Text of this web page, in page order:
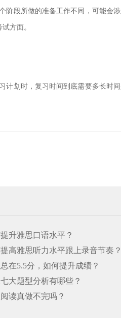
阶段所做的准备工作不同，可能会
方面。
计划时，复习时间到底需要多长时
升雅思口语水平？
高雅思听力水平跟上录音节奏？
在5.5分，如何提升成绩？
大题型分析有哪些？
读真做不完吗？